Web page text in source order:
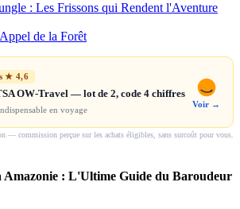
: Les Frissons qui Rendent l'Aventure
de la Forêt
★ 4,6
OW-Travel — lot de 2, code 4 chiffres
en voyage
Voir →
— commission perçue sur les achats éligibles, sans surcoût pour vous.
Amazonie : L'Ultime Guide du Baroudeur